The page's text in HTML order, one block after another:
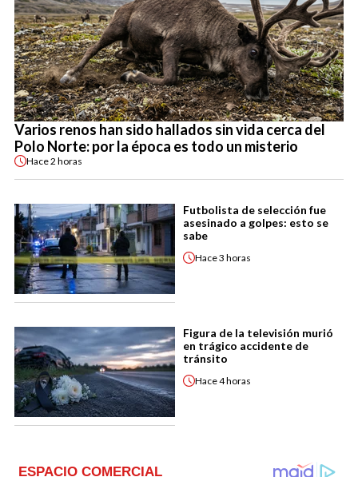
Varios renos han sido hallados sin vida cerca del
Polo Norte: por la época es todo un misterio
Hace2 horas
Futbolista de selección fue
asesinado a golpes: esto se
sabe
Hace3 horas
Figura de la televisión murió
en trágico accidente de
tránsito
Hace4 horas